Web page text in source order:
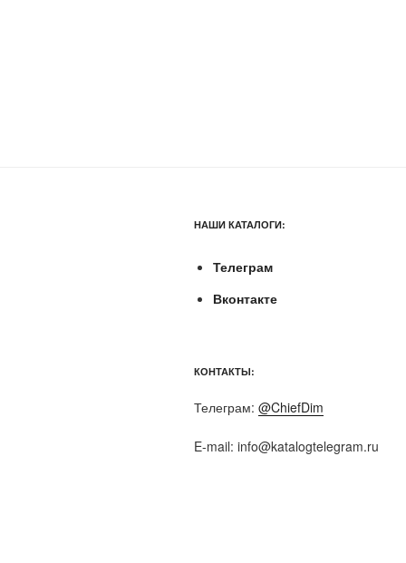
НАШИ КАТАЛОГИ:
Телеграм
Вконтакте
КОНТАКТЫ:
Телеграм: @ChiefDim
E-mail: info@katalogtelegram.ru